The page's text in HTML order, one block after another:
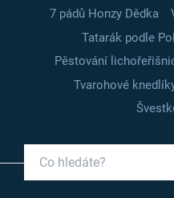
7 pádů Honzy Dědka
Tatarák podle
Pěstování
Tvarohové